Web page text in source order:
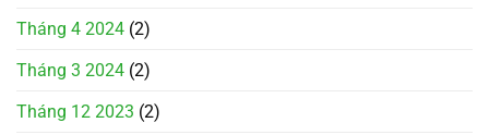
Tháng 4 2024 (2)
Tháng 3 2024 (2)
Tháng 12 2023 (2)